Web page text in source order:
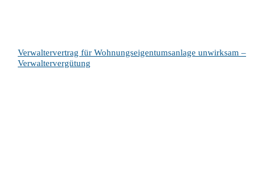
Verwaltervertrag für Wohnungseigentumsanlage unwirksam –
Verwaltervergütung